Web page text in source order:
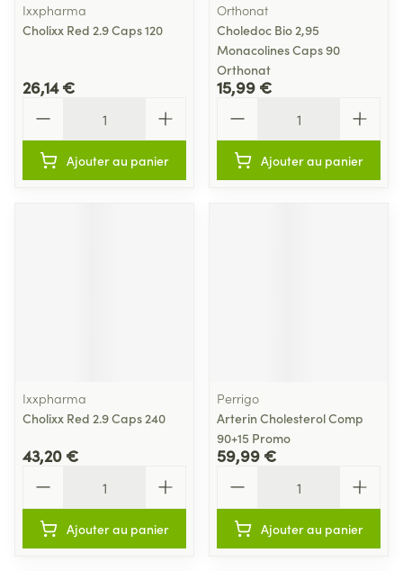
Ixxpharma
Cholixx Red 2.9 Caps 120
26,14 €
Ajouter au panier
Orthonat
Choledoc Bio 2,95
Monacolines Caps 90
Orthonat
15,99 €
Ajouter au panier
Ixxpharma
Cholixx Red 2.9 Caps 240
43,20 €
Ajouter au panier
Perrigo
Arterin Cholesterol Comp
90+15 Promo
59,99 €
Ajouter au panier